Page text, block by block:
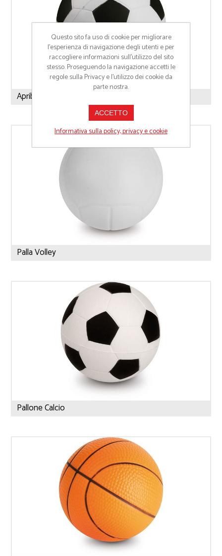
Apribottiglie Antistress
Palla Volley
Pallone Calcio
Questo sito fa uso di cookie per migliorare
l’esperienza di navigazione degli utenti e per
raccogliere informazioni sull’utilizzo del sito
stesso. Proseguendo la navigazione accetti le
regole sulla Privacy e l'utilizzo dei cookie da
parte nostra.
ACCETTO
Informativa sulla policy, privacy e cookie